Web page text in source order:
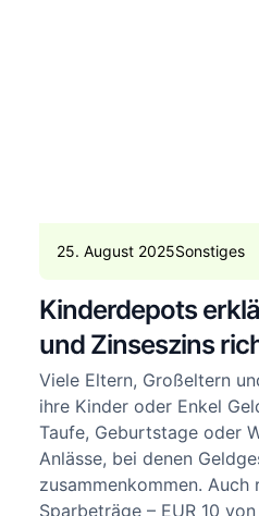
25. August 2025Sonstiges
Kinderdepots
und Zinseszins
Viele Eltern, Großeltern
ihre Kinder oder Enkel
Taufe, Geburtstage oder
Anlässe, bei denen
zusammenkommen. Auch
Sparbeträge – EUR 10